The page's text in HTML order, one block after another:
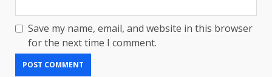
Save my name, email, and website in this browser
for the next time I comment.